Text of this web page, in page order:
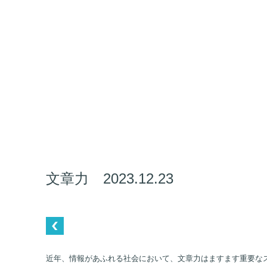
文章力 2023.12.23
近年、情報があふれる社会において、文章力はますます重要な